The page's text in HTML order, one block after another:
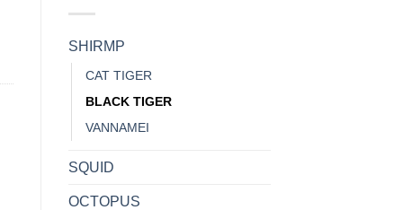
SHIRMP
CAT TIGER
BLACK TIGER
VANNAMEI
SQUID
OCTOPUS